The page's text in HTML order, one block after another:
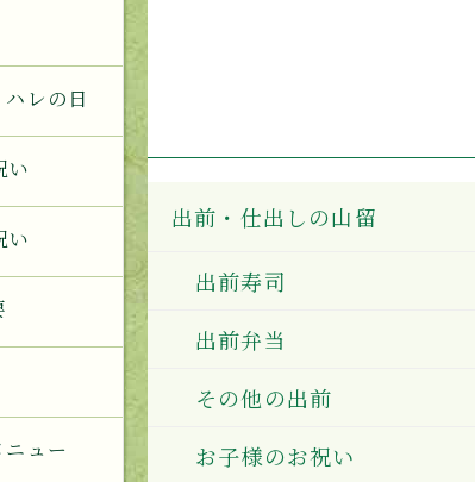
レの日
い
い
ュー
出前・仕出しの山留
出前寿司
出前弁当
その他の出前
お子様のお祝い